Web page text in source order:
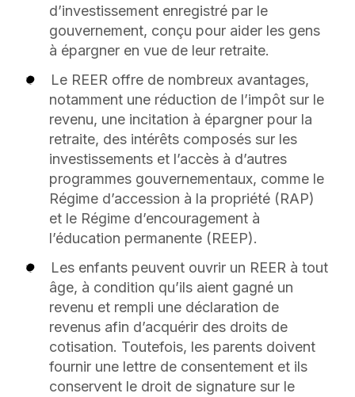
d’investissement enregistré par le
gouvernement, conçu pour aider les gens
à épargner en vue de leur retraite.
Le REER offre de nombreux avantages,
notamment une réduction de l’impôt sur le
revenu, une incitation à épargner pour la
retraite, des intérêts composés sur les
investissements et l’accès à d’autres
programmes gouvernementaux, comme le
Régime d’accession à la propriété (RAP)
et le Régime d’encouragement à
l’éducation permanente (REEP).
Les enfants peuvent ouvrir un REER à tout
âge, à condition qu’ils aient gagné un
revenu et rempli une déclaration de
revenus afin d’acquérir des droits de
cotisation. Toutefois, les parents doivent
fournir une lettre de consentement et ils
conservent le droit de signature sur le